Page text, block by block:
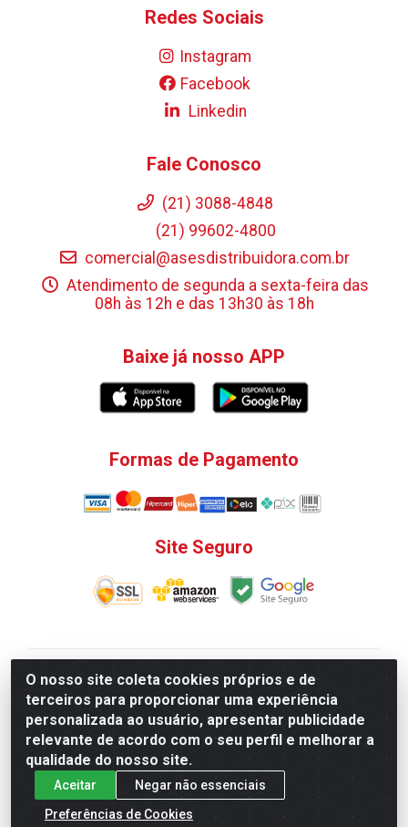
O nosso site coleta cookies próprios e de
terceiros para proporcionar uma experiência
personalizada ao usuário, apresentar publicidade
relevante de acordo com o seu perfil e melhorar a
qualidade do nosso site.
Aceitar
Negar não essenciais
Preferências de Cookies
Redes Sociais
Instagram
Facebook
Linkedin
Fale Conosco
(21) 3088-4848
(21) 99602-4800
comercial@asesdistribuidora.com.br
Atendimento de segunda a sexta-feira das
08h às 12h e das 13h30 às 18h
Baixe já nosso APP
Formas de Pagamento
Site Seguro
V. C. Ferragens LTDA - Rua do Matoso, 132 - Praça da
Bandeira, Rio de Janeiro/ RJ - CEP 20.270-135 - CNPJ
12.324.723/0001-25
Todas as regras de promoções, descontos, preços e
prazos de pagamento e entrega expostos aqui são
válidos apenas para compras via internet. Preços e
estoque sujeito a alterações sem aviso prévio.